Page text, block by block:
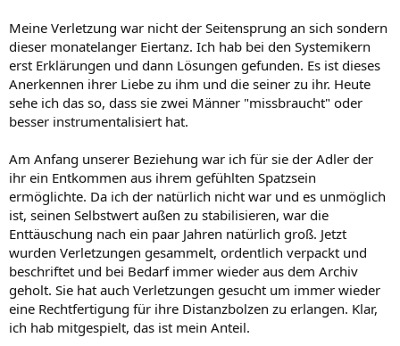
Meine Verletzung war nicht der Seitensprung an sich sondern
dieser monatelanger Eiertanz. Ich hab bei den Systemikern
erst Erklärungen und dann Lösungen gefunden. Es ist dieses
Anerkennen ihrer Liebe zu ihm und die seiner zu ihr. Heute
sehe ich das so, dass sie zwei Männer "missbraucht" oder
besser instrumentalisiert hat.
Am Anfang unserer Beziehung war ich für sie der Adler der
ihr ein Entkommen aus ihrem gefühlten Spatzsein
ermöglichte. Da ich der natürlich nicht war und es unmöglich
ist, seinen Selbstwert außen zu stabilisieren, war die
Enttäuschung nach ein paar Jahren natürlich groß. Jetzt
wurden Verletzungen gesammelt, ordentlich verpackt und
beschriftet und bei Bedarf immer wieder aus dem Archiv
geholt. Sie hat auch Verletzungen gesucht um immer wieder
eine Rechtfertigung für ihre Distanzbolzen zu erlangen. Klar,
ich hab mitgespielt, das ist mein Anteil.